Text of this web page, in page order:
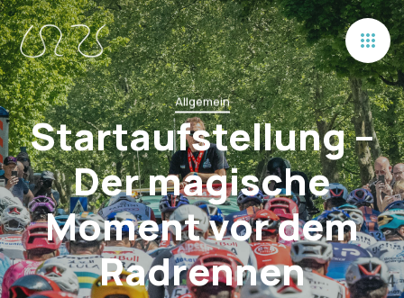
Allgemein
Startaufstellung –
Der magische
Moment vor dem
Radrennen